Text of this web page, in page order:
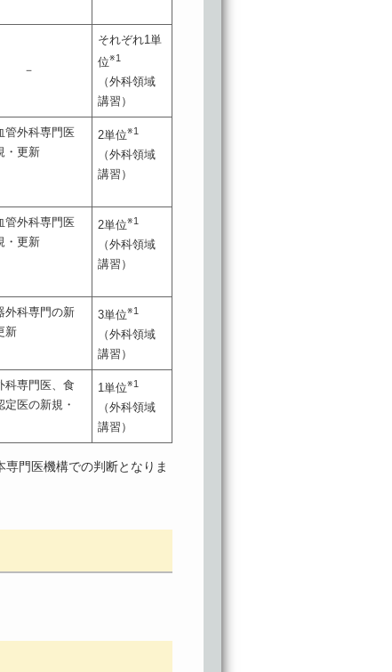
－
それぞれ1単
位※1
（外科領域
講習）
管外科専門医
・更新
2単位※1
（外科領域
講習）
管外科専門医
・更新
2単位※1
（外科領域
講習）
外科専門の新
新
3単位※1
（外科領域
講習）
科専門医、食
定医の新規・
1単位※1
（外科領域
講習）
門医機構での判断となりま